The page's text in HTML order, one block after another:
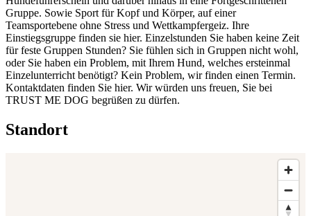
Gruppe. Sowie Sport für Kopf und Körper, auf einer
Teamsportebene ohne Stress und Wettkampfergeiz. Ihre
Einstiegsgruppe finden sie hier. Einzelstunden Sie haben keine Zeit
für feste Gruppen Stunden? Sie fühlen sich in Gruppen nicht wohl,
oder Sie haben ein Problem, mit Ihrem Hund, welches ersteinmal
Einzelunterricht benötigt? Kein Problem, wir finden einen Termin.
Kontaktdaten finden Sie hier. Wir würden uns freuen, Sie bei
TRUST ME DOG begrüßen zu dürfen.
Standort